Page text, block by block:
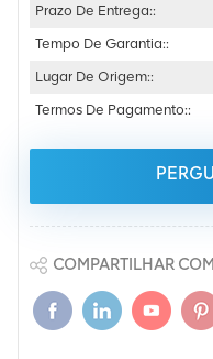
Prazo De Entrega::
Tempo De Garantia::
Lugar De Origem::
Termos De Pagamento::
COMPARTILHAR